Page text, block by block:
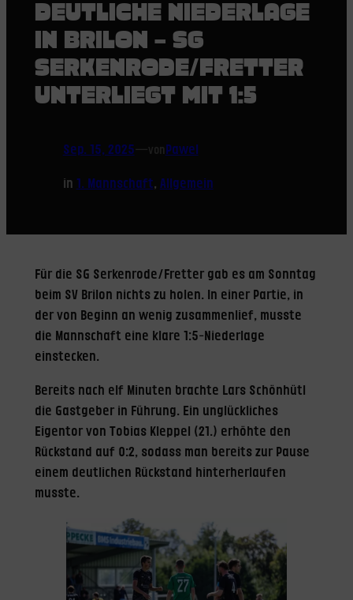
DEUTLICHE NIEDERLAGE
IN BRILON – SG
SERKENRODE/FRETTER
UNTERLIEGT MIT 1:5
Sep. 15, 2025—vonPawel
in 1. Mannschaft, Allgemein
Für die SG Serkenrode/Fretter gab es am Sonntag
beim SV Brilon nichts zu holen. In einer Partie, in
der von Beginn an wenig zusammenlief, musste
die Mannschaft eine klare 1:5-Niederlage
einstecken.
Bereits nach elf Minuten brachte Lars Schönhütl
die Gastgeber in Führung. Ein unglückliches
Eigentor von Tobias Kleppel (21.) erhöhte den
Rückstand auf 0:2, sodass man bereits zur Pause
einem deutlichen Rückstand hinterherlaufen
musste.